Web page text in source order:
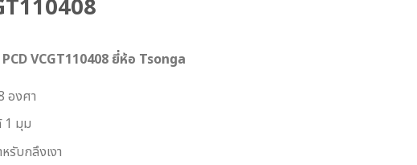
VCGT110408 ยี่ห้อ Tsonga
องศา
1 มุม
หรับกลึงเงา